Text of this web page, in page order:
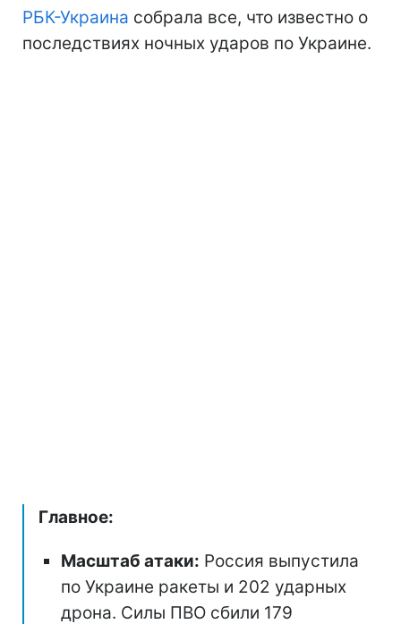
РБК-Украина собрала все, что известно о
последствиях ночных ударов по Украине.
Главное:
Масштаб атаки: Россия выпустила
по Украине ракеты и 202 ударных
дрона. Силы ПВО сбили 179